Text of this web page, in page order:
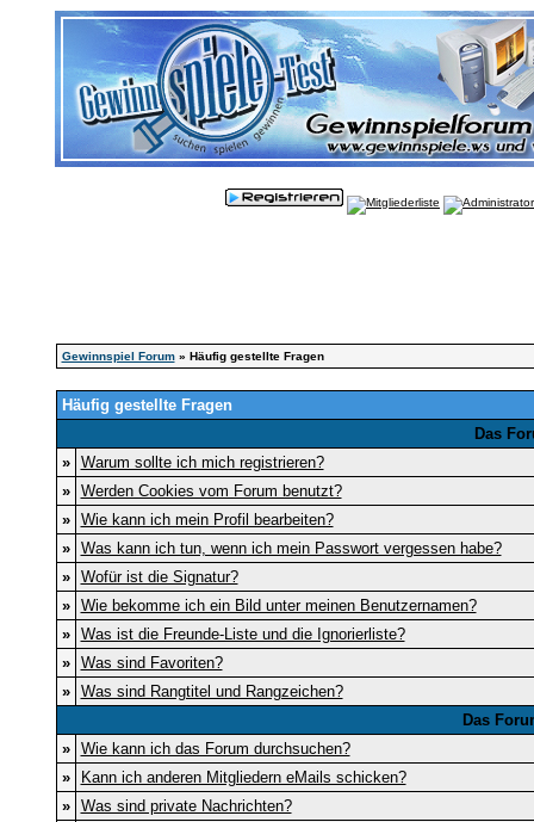
Gewinnspiel Forum» Häufig gestellte Fragen
Häufig gestellte Fragen
Das
»
Warum sollte ich mich registrieren?
»
Werden Cookies vom Forum benutzt?
»
Wie kann ich mein Profil bearbeiten?
»
Was kann ich tun, wenn ich mein Passwort vergessen habe?
»
Wofür ist die Signatur?
»
Wie bekomme ich ein Bild unter meinen Benutzernamen?
»
Was ist die Freunde-Liste und die Ignorierliste?
»
Was sind Favoriten?
»
Was sind Rangtitel und Rangzeichen?
Das
»
Wie kann ich das Forum durchsuchen?
»
Kann ich anderen Mitgliedern eMails schicken?
»
Was sind private Nachrichten?